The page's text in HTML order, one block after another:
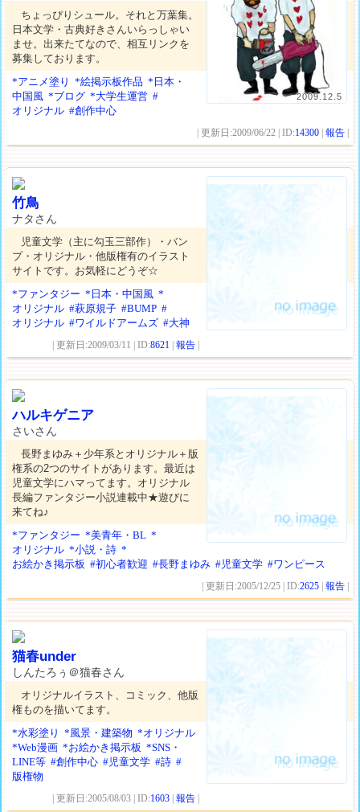
2009.12.5
ちょっぴりシュール。それと万葉集。
日本文学・古典好きさんいらっしゃい
ませ。出来たてなので、相互リンクを
募集しております。
*アニメ塗り
*絵掲示板作品 *日本・
中国風 *ブログ *大学生運営 #
オリジナル #創作中心
| 更新日:2009/06/22 | ID:14300 |報告
竹鳥
ナタさん
児童文学（主に勾玉三部作）・バン
プ・オリジナル・他版権有のイラスト
サイトです。お気軽にどうぞ☆
*ファンタジー *日本・中国風 *
オリジナル #萩原規子 #BUMP #
オリジナル #ワイルドアームズ #大神
| 更新日:2009/03/11 | ID:8621 |報告
ハルキゲニア
さいさん
長野まゆみ＋少年系とオリジナル＋版
権系の2つのサイトがあります。最近は
児童文学にハマってます。オリジナル
長編ファンタジー小説連載中★遊びに
来てね♪
*ファンタジー *美青年・BL *
オリジナル *小説・詩 *
お絵かき掲示板 #初心者歓迎 #長野まゆみ #児童文学 #ワンピース
| 更新日:2005/12/25 | ID:2625 |報告
猫春under
しんたろぅ＠猫春さん
オリジナルイラスト、コミック、他版
権ものを描いてます。
*水彩塗り
*風景・建築物 *オリジナル
*Web漫画 *お絵かき掲示板 *SNS・
LINE等 #創作中心 #児童文学 #詩 #
版権物
| 更新日:2005/08/03 | ID:1603 |報告